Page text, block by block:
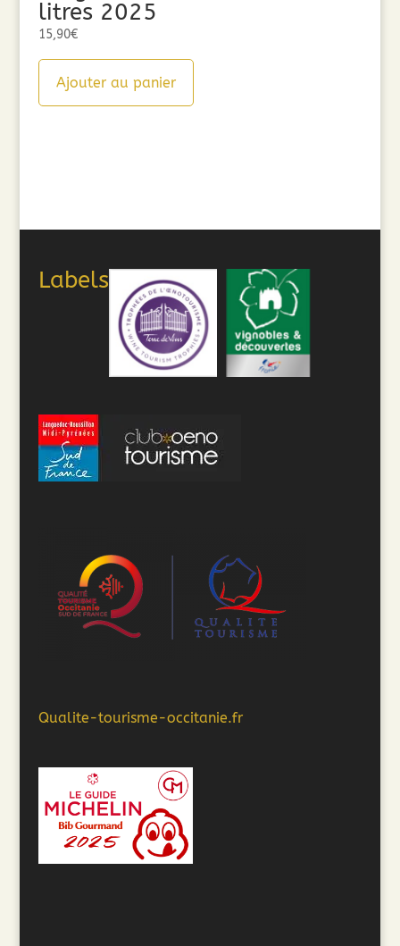
litres 2025
15,90€
Ajouter au panier
Labels
Qualite-tourisme-occitanie.fr